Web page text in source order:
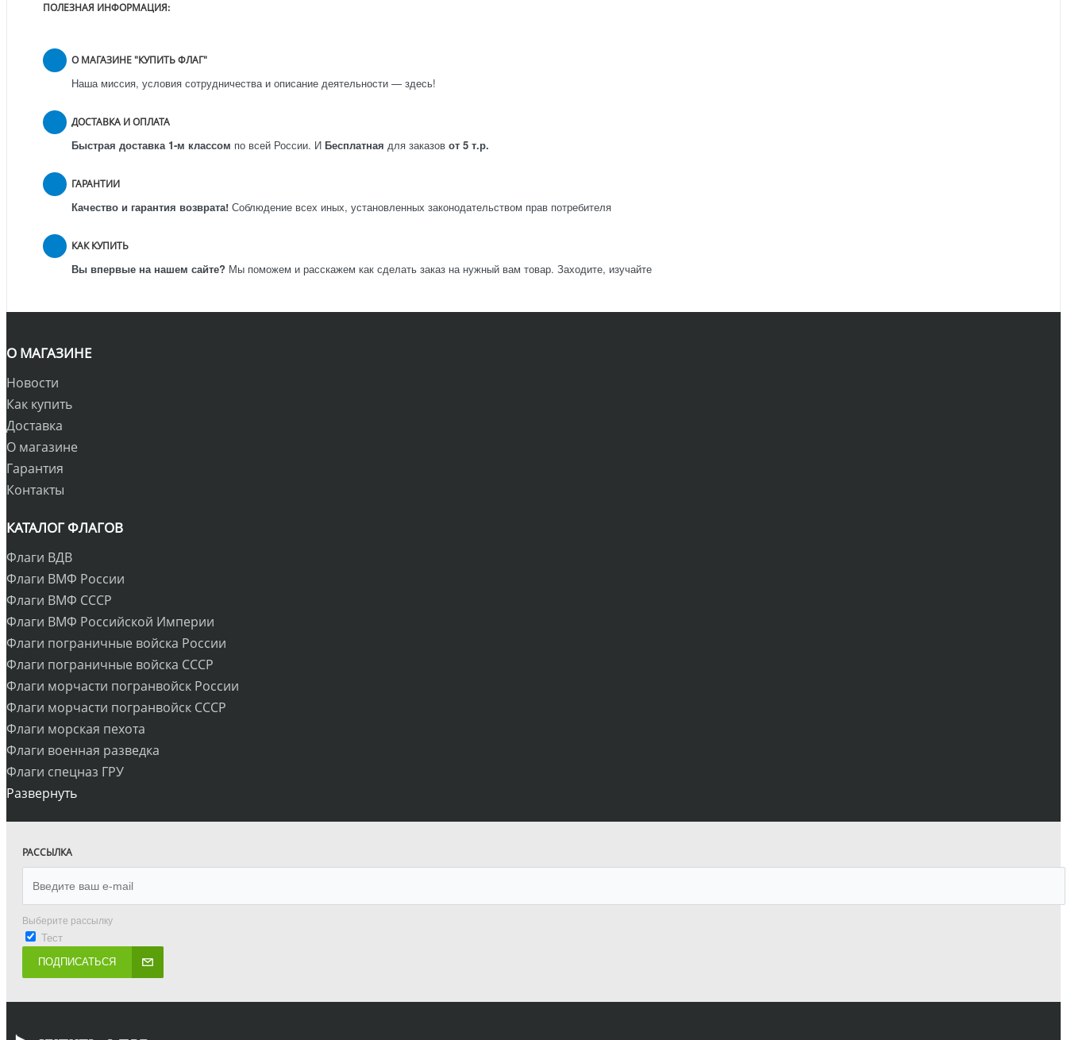
ПОЛЕЗНАЯ ИНФОРМАЦИЯ:
О МАГАЗИНЕ "КУПИТЬ ФЛАГ"
Наша миссия, условия сотрудничества и описание деятельности — здесь!
ДОСТАВКА И ОПЛАТА
Быстрая доставка 1-м классом по всей России. И Бесплатная для заказов от 5 т.р.
ГАРАНТИИ
Качество и гарантия возврата! Соблюдение всех иных, установленных законодательством прав потребителя
КАК КУПИТЬ
Вы впервые на нашем сайте? Мы поможем и расскажем как сделать заказ на нужный вам товар. Заходите, изучайте
О МАГАЗИНЕ
Новости
Как купить
Доставка
О магазине
Гарантия
Контакты
КАТАЛОГ ФЛАГОВ
Флаги ВДВ
Флаги ВМФ России
Флаги ВМФ СССР
Флаги ВМФ Российской Империи
Флаги пограничные войска России
Флаги пограничные войска СССР
Флаги морчасти погранвойск России
Флаги морчасти погранвойск СССР
Флаги морская пехота
Флаги военная разведка
Флаги спецназ ГРУ
Развернуть
РАССЫЛКА
Выберите рассылку
Тест
ПОДПИСАТЬСЯ